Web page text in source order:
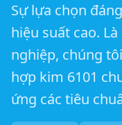
Sự lựa chọn
hiệu suất cao.
nghiệp, chúng
hợp kim 6101
ứng các tiêu